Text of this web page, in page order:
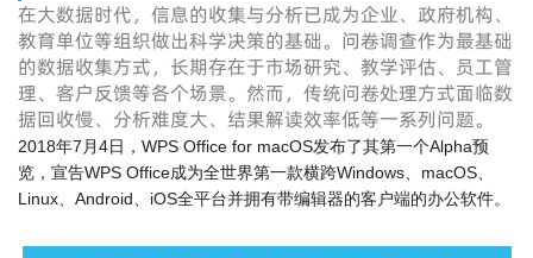
在大数据时代，信息的收集与分析已成为企业、政府机构、
教育单位等组织做出科学决策的基础。问卷调查作为最基础
的数据收集方式，长期存在于市场研究、教学评估、员工管
理、客户反馈等各个场景。然而，传统问卷处理方式面临数
据回收慢、分析难度大、结果解读效率低等一系列问题。
2018年7月4日，WPS Office for macOS发布了其第一个Alpha预
览 ，宣告WPS Office成为全世界第一款横跨Windows、macOS、
Linux、Android、iOS全平台并拥有带编辑器的客户端的办公软件。